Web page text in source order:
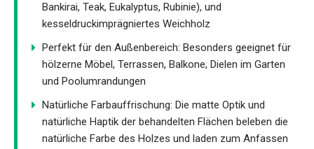
Bankirai, Teak, Eukalyptus, Rubinie), und
kesseldruckimprägniertes Weichholz
Perfekt für den Außenbereich: Besonders geeignet für
hölzerne Möbel, Terrassen, Balkone, Dielen im Garten
und Poolumrandungen
Natürliche Farbauffrischung: Die matte Optik und
natürliche Haptik der behandelten Flächen beleben die
natürliche Farbe des Holzes und laden zum Anfassen